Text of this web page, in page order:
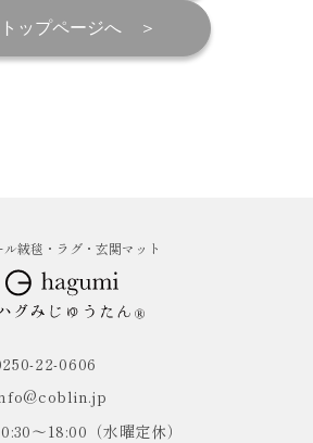
トップページへ
ル絨毯・ラグ・玄関マット
22-0606
～18:00（水曜定休）